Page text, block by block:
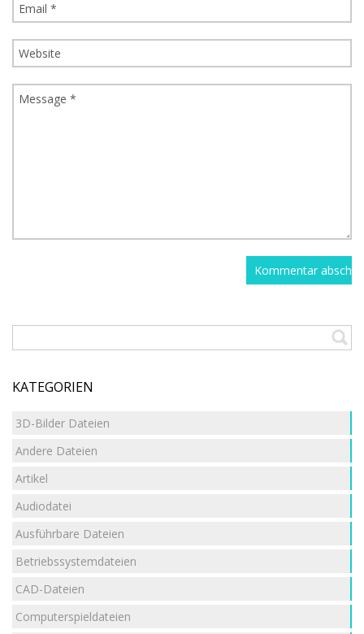
KATEGORIEN
3D-Bilder Dateien
Andere Dateien
Artikel
Audiodatei
Ausführbare Dateien
Betriebssystemdateien
CAD-Dateien
Computerspieldateien